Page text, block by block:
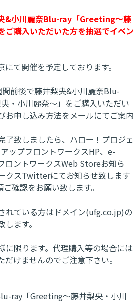
&小川麗奈Blu-ray「Greeting～藤
ご購入いただいた方を抽選でイベン
て開催を予定しております。
前後で藤井梨央&小川麗奈Blu-
・小川麗奈～」をご購入いただい
お申し込み方法をメールにてご案内
了致しましたら、ハロー！プロジェ
ップフロントワークスHP、e-
ロントワークスWeb Storeお知ら
クスTwitterにてお知らせ致します
確認をお願い致します。
れている方はドメイン(ufg.co.jp)の
ます。
限ります。代理購入等の場合には
けませんのでご注意下さい。
ray「Greeting～藤井梨央・小川